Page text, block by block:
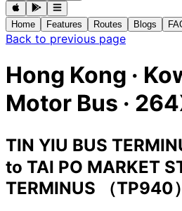
Home Features Routes Blogs
Back to previous page
Hong Kong ·
Motor Bus ·
TIN YIU BUS
to TAI PO MARKET
TERMINUS （TP940）